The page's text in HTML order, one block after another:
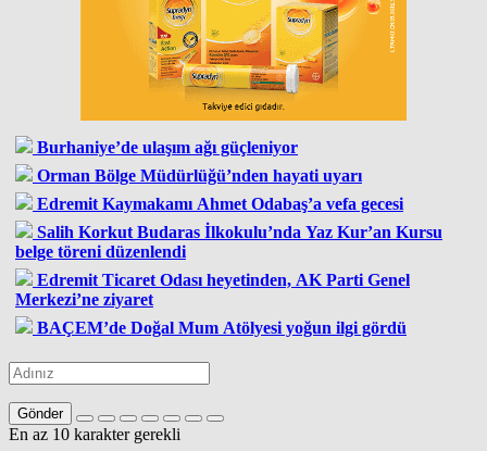
Burhaniye’de ulaşım ağı güçleniyor
Orman Bölge Müdürlüğü’nden hayati uyarı
Edremit Kaymakamı Ahmet Odabaş’a vefa gecesi
Salih Korkut Budaras İlkokulu’nda Yaz Kur’an Kursu
belge töreni düzenlendi
Edremit Ticaret Odası heyetinden, AK Parti Genel
Merkezi’ne ziyaret
BAÇEM’de Doğal Mum Atölyesi yoğun ilgi gördü
Gönder
En az 10 karakter gerekli